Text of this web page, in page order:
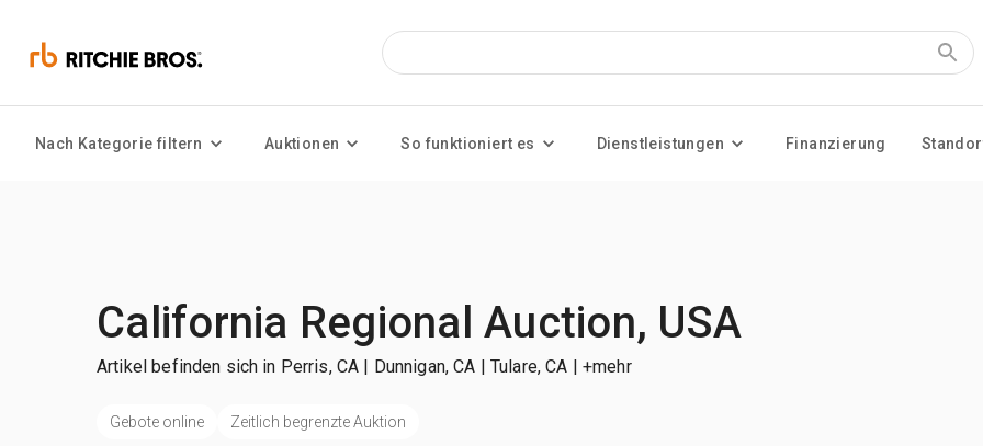
Nach Kategorie filtern Auktionen So funktioniert es Dienstleistungen Finanzierung
California Regional Auction, USA
Artikel befinden sich in Perris, CA | Dunnigan, CA | Tulare, CA | +mehr
Gebote online Zeitlich begrenzte Auktion